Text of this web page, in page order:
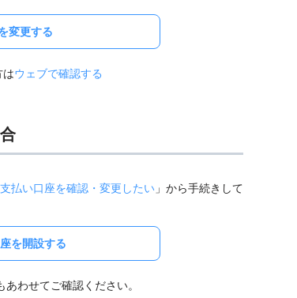
変更する
はウェブで確認する
払い口座を確認・変更したい 」から手続きして
を開設する
あわせてご確認ください。